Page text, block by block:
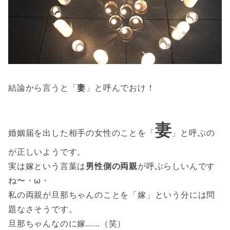
結論から言うと「妻 」と呼んでおけ！
婚姻届を出した相手の女性のことを「妻 」と呼ぶの
が正しいようです。
実は嫁という言葉は男性側の両親が呼ぶらしいんです
ね〜・ω・
私の両親が旦那ちゃんのことを「嫁」という分には問
題なさそうです。
旦那ちゃんなのに嫁……（笑）